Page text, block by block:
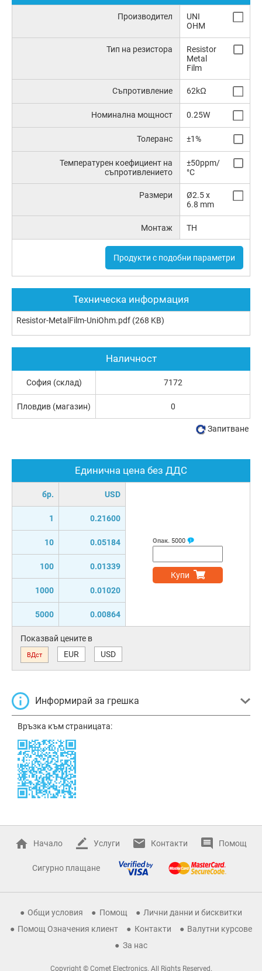
Производител
UNI
OHM
Тип на резистора
Resistor
Metal
Film
Съпротивление 62kΩ
Номинална мощност 0.25W
Толеранс ±1%
Температурен коефициент на
съпротивлението
±50ppm/
°C
Размери
Ø2.5 x
6.8 mm
Монтаж TH
Продукти с подобни параметри
Техническа информация
Resistor-MetalFilm-UniOhm.pdf (268 KB)
Единична цена без ДДС
бр. USD
1 0.21600
10 0.05184
100 0.01339
1000 0.01020
5000 0.00864
Опак. 5000
Купи
Показвай цените в
ВДст EUR USD
Информирай за грешка
Връзка към страницата:
Наличност
София (склад) 7172
Пловдив (магазин) 0
Запитване
Начало Услуги Контакти Помощ
Сигурно плащане
Общи условия Помощ
Лични данни и бисквитки
Помощ Означения клиент
Контакти
Валутни курсове
За нас
Copyright © Comet Electronics. All Rights Reserved.